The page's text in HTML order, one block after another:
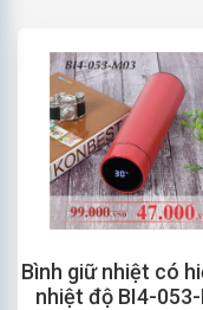
Bình giữ nhiệt có
nhiệt độ BI4-